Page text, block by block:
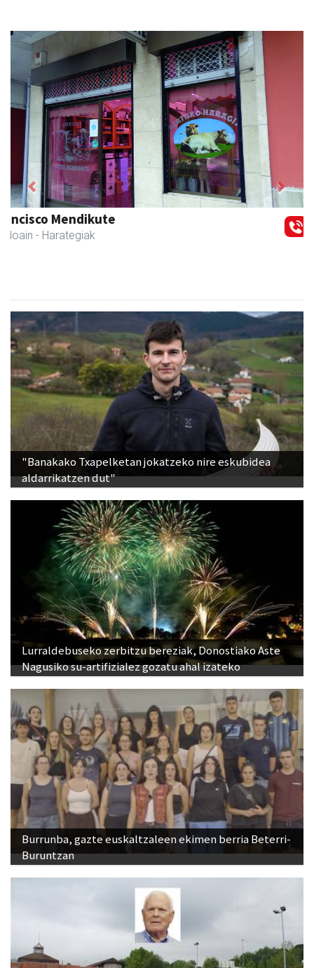
Kiwi Corner English
Andoain - Akademiak
Previous Next
"Banakako Txapelketan jokatzeko nire eskubidea
aldarrikatzen dut"
Lurraldebuseko zerbitzu bereziak, Donostiako Aste
Nagusiko su-artifizialez gozatu ahal izateko
Burrunba, gazte euskaltzaleen ekimen berria Beterri-
Buruntzan